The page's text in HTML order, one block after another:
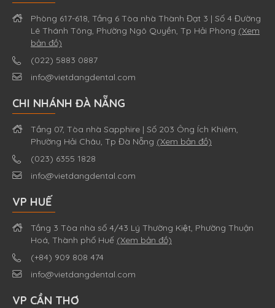
Phòng 617-618, Tầng 6 Tòa nhà Thành Đạt 3 | Số 4 Đường
Lê Thánh Tông, Phường Ngô Quyền, Tp Hải Phòng (Xem
bản đồ)
(022) 5883 0887
info@vietdangdental.com
CHI NHÁNH ĐÀ NẴNG
Tầng 07, Tòa nhà Sapphire | Số 203 Ông Ích Khiêm,
Phường Hải Châu, Tp Đà Nẵng (Xem bản đồ)
(023) 6355 1828
info@vietdangdental.com
VP HUẾ
Tầng 3 Tòa nhà số 4/43 Lý Thường Kiệt, Phường Thuận
Hoá, Thành phố Huế (Xem bản đồ)
(+84) 909 808 474
info@vietdangdental.com
VP CẦN THƠ